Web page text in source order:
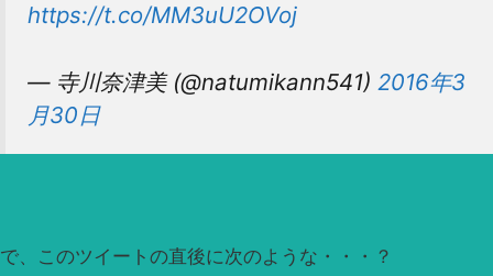
https://t.co/MM3uU2OVoj
— 寺川奈津美 (@natumikann541) 2016年3
月30日
で、このツイートの直後に次のような・・・？